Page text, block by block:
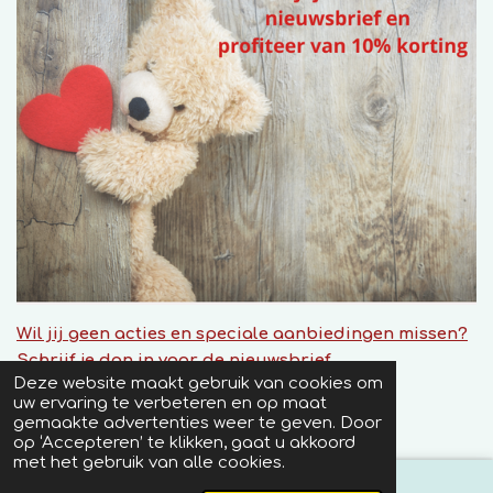
Deze website maakt gebruik van cookies om
uw ervaring te verbeteren en op maat
gemaakte advertenties weer te geven. Door
op ‘Accepteren’ te klikken, gaat u akkoord
met het gebruik van alle cookies.
×
Wil jij geen acties en speciale aanbiedingen missen?
Schrijf je dan in voor de nieuwsbrief.
© 2020 Dani's Feel Good Shop
Powered byJouwWeb